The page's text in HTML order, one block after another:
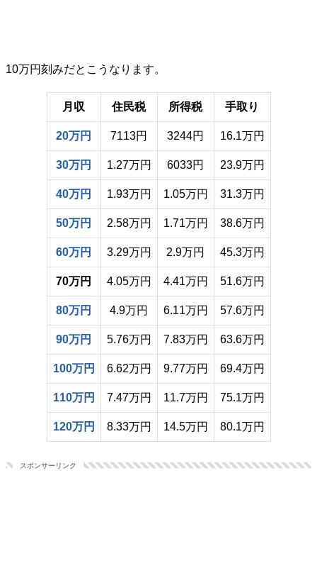
10万円刻みだとこうなります。
月収 住民税 所得税 手取り
20万円 7113円 3244円 16.1万円
30万円 1.27万円 6033円 23.9万円
40万円 1.93万円 1.05万円 31.3万円
50万円 2.58万円 1.71万円 38.6万円
60万円 3.29万円 2.9万円 45.3万円
70万円 4.05万円 4.41万円 51.6万円
80万円 4.9万円 6.11万円 57.6万円
90万円 5.76万円 7.83万円 63.6万円
100万円 6.62万円 9.77万円 69.4万円
110万円 7.47万円 11.7万円 75.1万円
120万円 8.33万円 14.5万円 80.1万円
スポンサーリンク